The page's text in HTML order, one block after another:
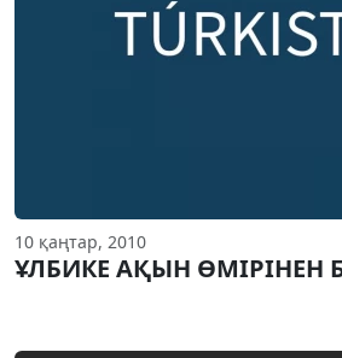
10 қаңтар, 2010
ҰЛБИКЕ АҚЫН ӨМIРIНЕН